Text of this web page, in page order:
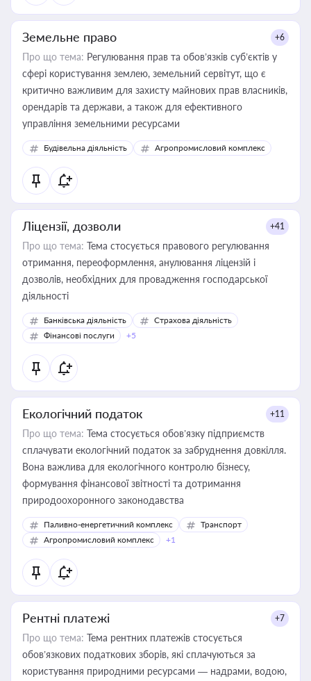
Земельне право +6
Про що тема: Регулювання прав та обов’язків суб’єктів у
сфері користування землею, земельний сервітут, що є
критично важливим для захисту майнових прав власників,
орендарів та держави, а також для ефективного
управління земельними ресурсами
Будівельна діяльність Агропромисловий комплекс
Ліцензії, дозволи +41
Про що тема: Тема стосується правового регулювання
отримання, переоформлення, анулювання ліцензій і
дозволів, необхідних для провадження господарської
діяльності
Банківська діяльність
Страхова діяльність
Фінансові послуги
+5
Екологічний податок +11
Про що тема: Тема стосується обов’язку підприємств
сплачувати екологічний податок за забруднення довкілля.
Вона важлива для екологічного контролю бізнесу,
формування фінансової звітності та дотримання
природоохоронного законодавства
Паливно-енергетичний комплекс
Транспорт
Агропромисловий комплекс
+1
Рентні платежі +7
Про що тема: Тема рентних платежів стосується
обов’язкових податкових зборів, які сплачуються за
користування природними ресурсами — надрами, водою,